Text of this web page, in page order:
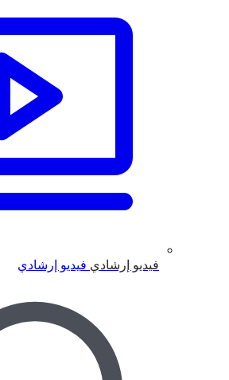
فيديو إرشادي فيديو إرشادي